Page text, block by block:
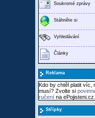
Soukromé zprávy
Stáhněte si
Vyhledávání
Články
Reklama
Kdo by chtěl platit víc,
musí? Zvolte si
ručení na ePojisteni.cz.
Střípky